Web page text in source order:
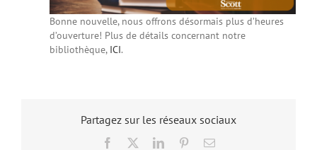
Bonne nouvelle, nous offrons désormais plus d’heures
d’ouverture! Plus de détails concernant notre
bibliothèque, ICI.
Partagez sur les réseaux sociaux
Facebook LinkedInPinterestEmail